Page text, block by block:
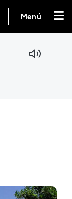
Menú